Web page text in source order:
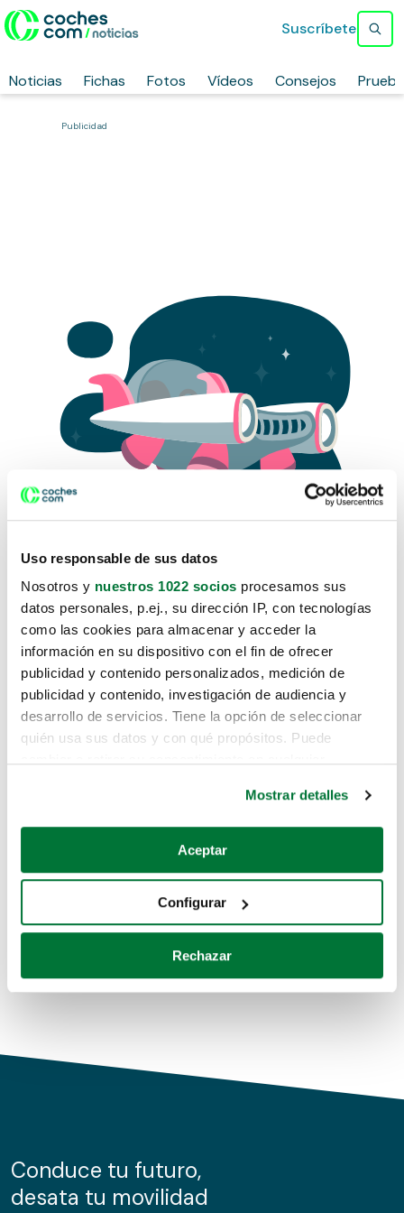
Uso responsable de sus datos
Nosotros y nuestros 1022 socios procesamos sus
datos personales, p.ej., su dirección IP, con tecnologías
como las cookies para almacenar y acceder la
información en su dispositivo con el fin de ofrecer
publicidad y contenido personalizados, medición de
publicidad y contenido, investigación de audiencia y
desarrollo de servicios. Tiene la opción de seleccionar
quién usa sus datos y con qué propósitos. Puede
Si lo permite, también quisiéramos:
Recopilar información sobre su ubicación geográfica
Identificar su dispositivo analizándolo activamente
para buscar características específicas (huellas
Obtenga más información sobre cómo se procesan sus
de cookies.
información sobre el uso que haga del sitio web con
nuestros partners de redes sociales, publicidad y análisis
Mostrar detalles
Aceptar
Configurar
Rechazar
Noticias Fichas Fotos Vídeos Consejos
Suscríbete
Publicidad
Lo sentimos, no sabemos como
te hemos traido hasta aquí.
Pero puedes encontrar el coche que estás
buscando en alguno de estos enlaces:
Coches de segunda mano
Coches de km0
Conduce tu futuro,
desata tu movilidad